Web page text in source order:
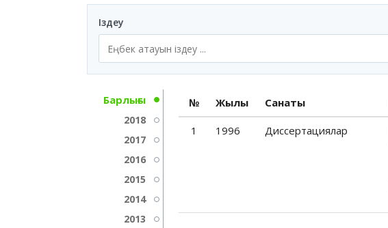
Іздеу
Барлығы
2018
2017
2016
2015
2014
2013
№ Жылы Санаты
1 1996 Диссертациялар